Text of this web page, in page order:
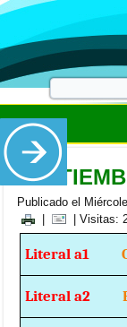
Publicado el
| Visitas:
Literal a1
Literal a2